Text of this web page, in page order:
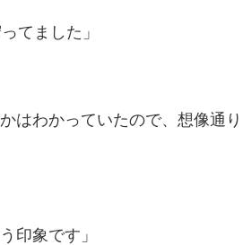
てました」
はわかっていたので、想像通り
印象です」